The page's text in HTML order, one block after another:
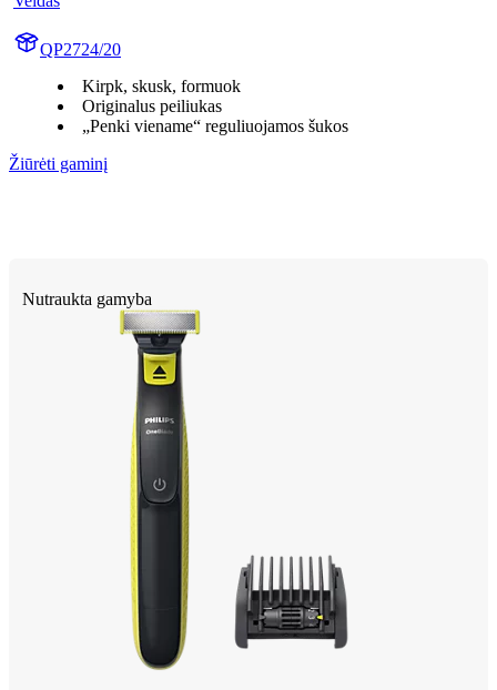
QP2724/20
Kirpk, skusk, formuok
Originalus peiliukas
„Penki viename“ reguliuojamos šukos
Žiūrėti gaminį
Nutraukta gamyba